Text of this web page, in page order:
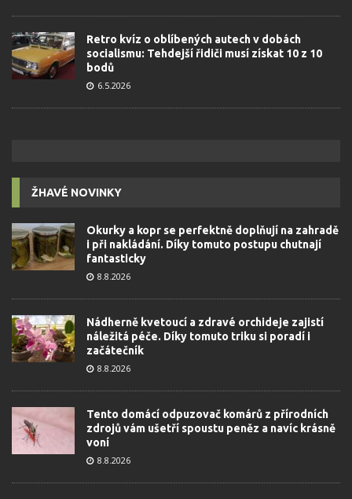
Retro kvíz o oblíbených autech v dobách
socialismu: Tehdejší řidiči musí získat 10 z 10
bodů
6.5.2026
ŽHAVÉ NOVINKY
Okurky a kopr se perfektně doplňují na zahradě
i při nakládání. Díky tomuto postupu chutnají
fantasticky
8.8.2026
Nádherně kvetoucí a zdravé orchideje zajistí
náležitá péče. Díky tomuto triku si poradí i
začátečník
8.8.2026
Tento domácí odpuzovač komárů z přírodních
zdrojů vám ušetří spoustu peněz a navíc krásně
voní
8.8.2026